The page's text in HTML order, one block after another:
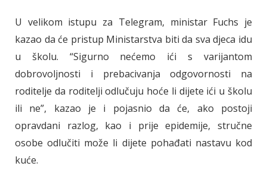
U velikom istupu za Telegram, ministar Fuchs je
kazao da će pristup Ministarstva biti da sva djeca idu
u školu. “Sigurno nećemo ići s varijantom
dobrovoljnosti i prebacivanja odgovornosti na
roditelje da roditelji odlučuju hoće li dijete ići u školu
ili ne”, kazao je i pojasnio da će, ako postoji
opravdani razlog, kao i prije epidemije, stručne
osobe odlučiti može li dijete pohađati nastavu kod
kuće.